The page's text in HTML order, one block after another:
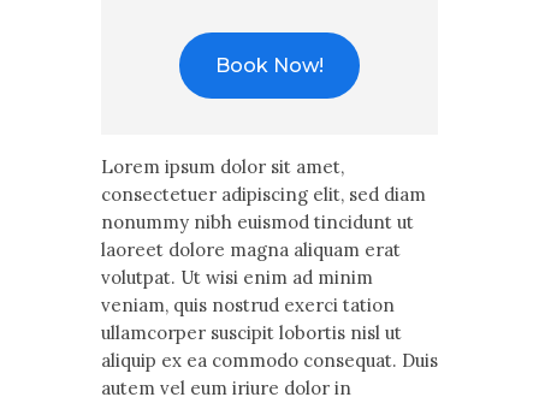
Book Now!
Lorem ipsum dolor sit amet,
consectetuer adipiscing elit, sed diam
nonummy nibh euismod tincidunt ut
laoreet dolore magna aliquam erat
volutpat. Ut wisi enim ad minim
veniam, quis nostrud exerci tation
ullamcorper suscipit lobortis nisl ut
aliquip ex ea commodo consequat. Duis
autem vel eum iriure dolor in